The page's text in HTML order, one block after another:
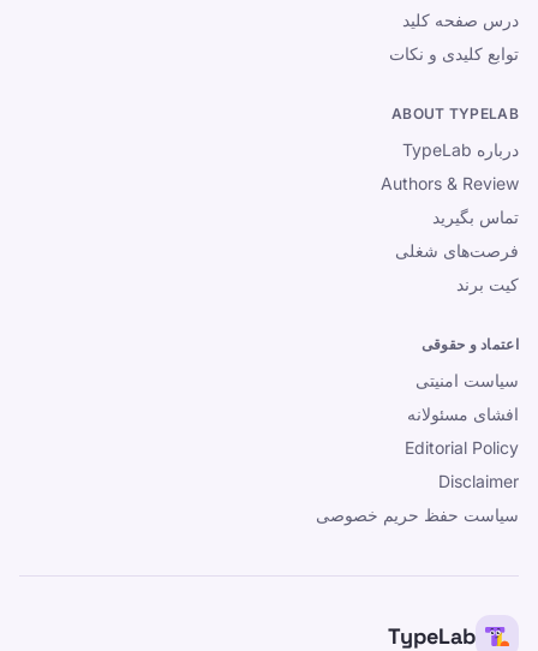
درس صفحه کلید
توابع کلیدی و نکات
ABOUT TYPELAB
درباره TypeLab
Authors & Review
تماس بگیرید
فرصت‌های شغلی
کیت برند
اعتماد و حقوقی
سیاست امنیتی
افشای مسئولانه
Editorial Policy
Disclaimer
سیاست حفظ حریم خصوصی
TypeLab